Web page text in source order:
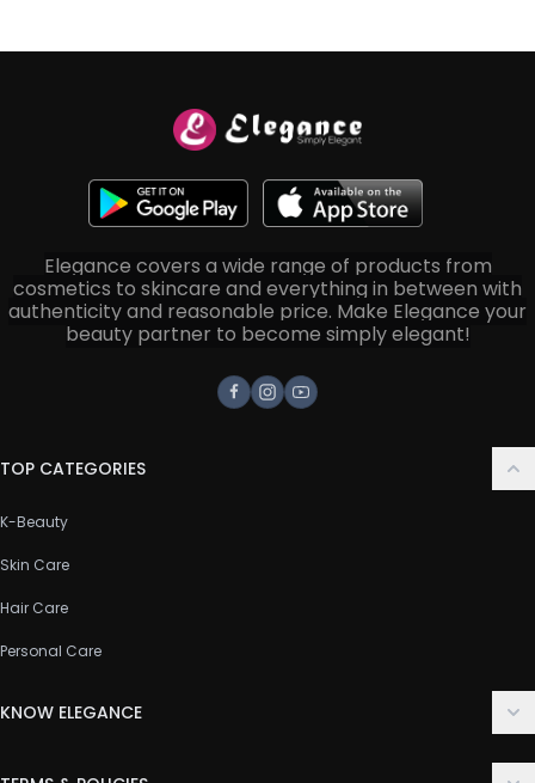
Elegance covers a wide range of products from
cosmetics to skincare and everything in between with
authenticity and reasonable price. Make Elegance your
beauty partner to become simply elegant!
Facebook
Instagram
Youtube
TOP CATEGORIES
K-Beauty
Skin Care
Hair Care
Personal Care
KNOW ELEGANCE